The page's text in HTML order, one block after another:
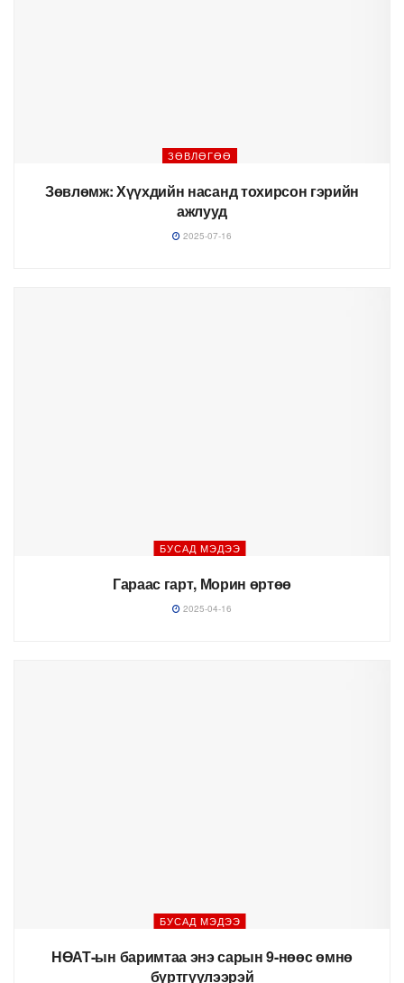
ЗӨВЛӨГӨӨ
Зөвлөмж: Хүүхдийн насанд тохирсон гэрийн
ажлууд
2025-07-16
БУСАД МЭДЭЭ
Гараас гарт, Морин өртөө
2025-04-16
БУСАД МЭДЭЭ
НӨАТ-ын баримтаа энэ сарын 9-нөөс өмнө
бүртгүүлээрэй